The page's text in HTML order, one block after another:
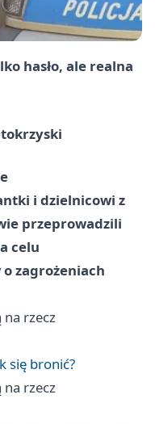
hasło, ale realna
i dzielnicowi z
przeprowadzili
celu
zagrożeniach
na rzecz
się bronić?
na rzecz